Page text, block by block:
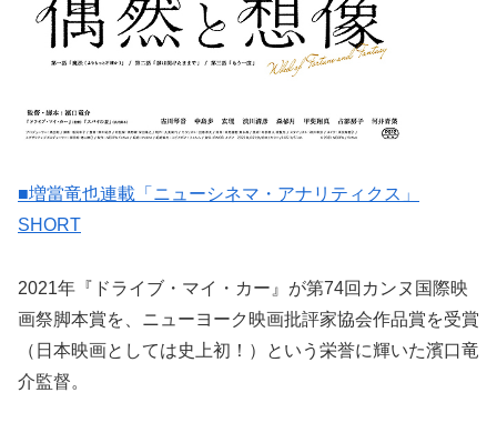
■増當竜也連載「ニューシネマ・アナリティクス」
SHORT
2021年『ドライブ・マイ・カー』が第74回カンヌ国際映
画祭脚本賞を、ニューヨーク映画批評家協会作品賞を受賞
（日本映画としては史上初！）という栄誉に輝いた濱口竜
介監督。